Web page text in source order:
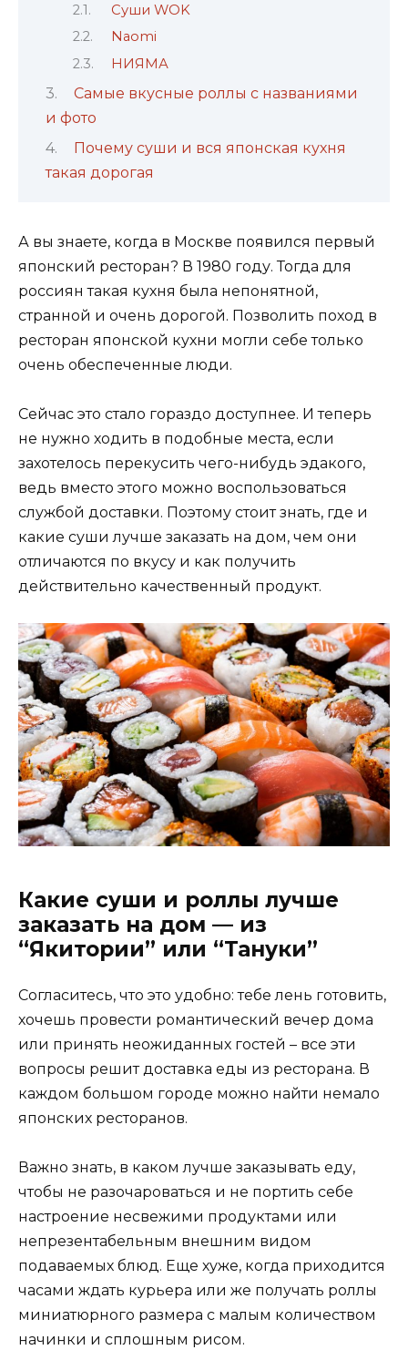
Суши WOK
Naomi
НИЯМА
Самые вкусные роллы с названиями
и фото
Почему суши и вся японская кухня
такая дорогая
А вы знаете, когда в Москве появился первый
японский ресторан? В 1980 году. Тогда для
россиян такая кухня была непонятной,
странной и очень дорогой. Позволить поход в
ресторан японской кухни могли себе только
очень обеспеченные люди.
Сейчас это стало гораздо доступнее. И теперь
не нужно ходить в подобные места, если
захотелось перекусить чего-нибудь эдакого,
ведь вместо этого можно воспользоваться
службой доставки. Поэтому стоит знать, где и
какие суши лучше заказать на дом, чем они
отличаются по вкусу и как получить
действительно качественный продукт.
Какие суши и роллы лучше
заказать на дом — из
“Якитории” или “Тануки”
Согласитесь, что это удобно: тебе лень готовить,
хочешь провести романтический вечер дома
или принять неожиданных гостей – все эти
вопросы решит доставка еды из ресторана. В
каждом большом городе можно найти немало
японских ресторанов.
Важно знать, в каком лучше заказывать еду,
чтобы не разочароваться и не портить себе
настроение несвежими продуктами или
непрезентабельным внешним видом
подаваемых блюд. Еще хуже, когда приходится
часами ждать курьера или же получать роллы
миниатюрного размера с малым количеством
начинки и сплошным рисом.